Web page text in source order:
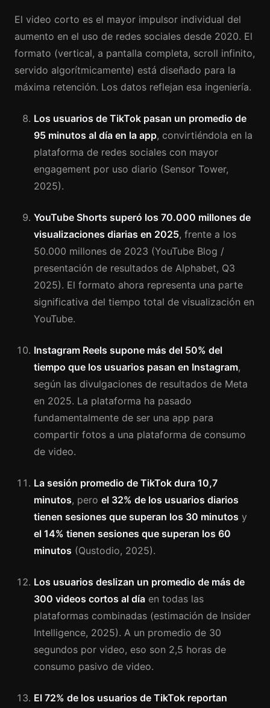
El video corto es el mayor impulsor individual del
aumento en el uso de redes sociales desde 2020. El
formato (vertical, a pantalla completa, scroll infinito,
servido algorítmicamente) está diseñado para la
máxima retención. Los datos reflejan esa ingeniería.
Los usuarios de TikTok pasan un promedio de
95 minutos al día en la app, convirtiéndola en la
plataforma de redes sociales con mayor
engagement por uso diario (Sensor Tower,
2025).
YouTube Shorts superó los 70.000 millones de
visualizaciones diarias en 2025, frente a los
50.000 millones de 2023 (YouTube Blog /
presentación de resultados de Alphabet, Q3
2025). El formato ahora representa una parte
significativa del tiempo total de visualización en
YouTube.
Instagram Reels supone más del 50% del
tiempo que los usuarios pasan en Instagram,
según las divulgaciones de resultados de Meta
en 2025. La plataforma ha pasado
fundamentalmente de ser una app para
compartir fotos a una plataforma de consumo
de video.
La sesión promedio de TikTok dura 10,7
minutos, pero el 32% de los usuarios diarios
tienen sesiones que superan los 30 minutos y
el 14% tienen sesiones que superan los 60
minutos (Qustodio, 2025).
Los usuarios deslizan un promedio de más de
300 videos cortos al día en todas las
plataformas combinadas (estimación de Insider
Intelligence, 2025). A un promedio de 30
segundos por video, eso son 2,5 horas de
consumo pasivo de video.
El 72% de los usuarios de TikTok reportan